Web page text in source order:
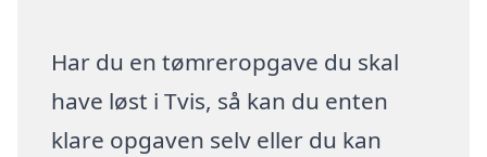
Har du en tømreropgave du skal
have løst i Tvis, så kan du enten
klare opgaven selv eller du kan